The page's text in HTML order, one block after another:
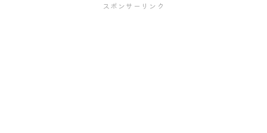
スポンサーリンク